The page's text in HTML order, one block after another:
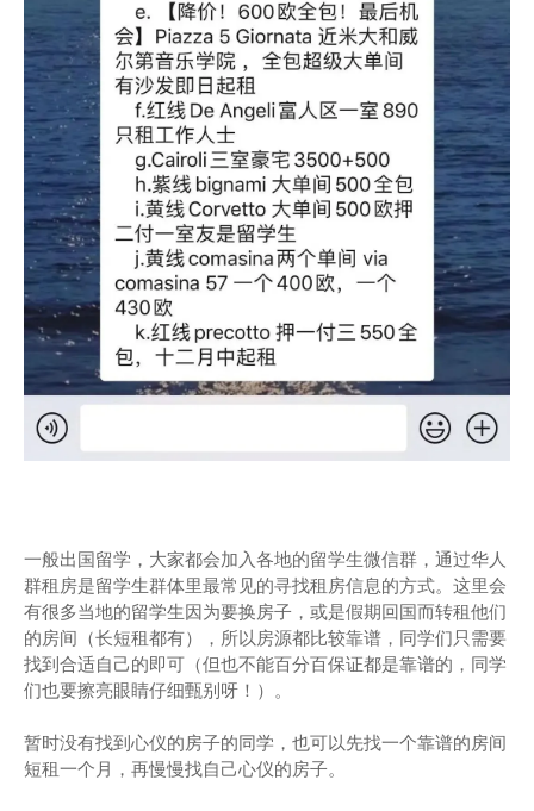
一般出国留学，大家都会加入各地的留学生微信群，通过华人
群租房是留学生群体里最常见的寻找租房信息的方式。这里会
有很多当地的留学生因为要换房子，或是假期回国而转租他们
的房间（长短租都有），所以房源都比较靠谱，同学们只需要
找到合适自己的即可（但也不能百分百保证都是靠谱的，同学
们也要擦亮眼睛仔细甄别呀！）。
暂时没有找到心仪的房子的同学，也可以先找一个靠谱的房间
短租一个月，再慢慢找自己心仪的房子。